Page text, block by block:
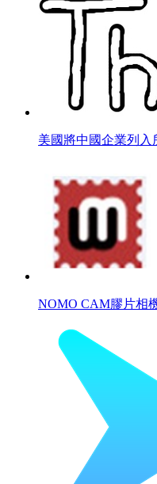
美國將中國企業列
NOMO CAM膠片相